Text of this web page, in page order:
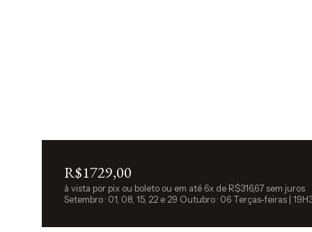
R$1729,00
à vista por pix ou boleto ou em até 6x de R$316,67 sem juros
Setembro · 01, 08, 15, 22 e 29 Outubro · 06 Terças-feiras |